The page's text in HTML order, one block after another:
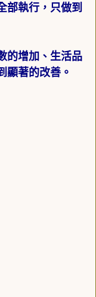
部執行，只做到
的增加、生活品
顯著的改善。